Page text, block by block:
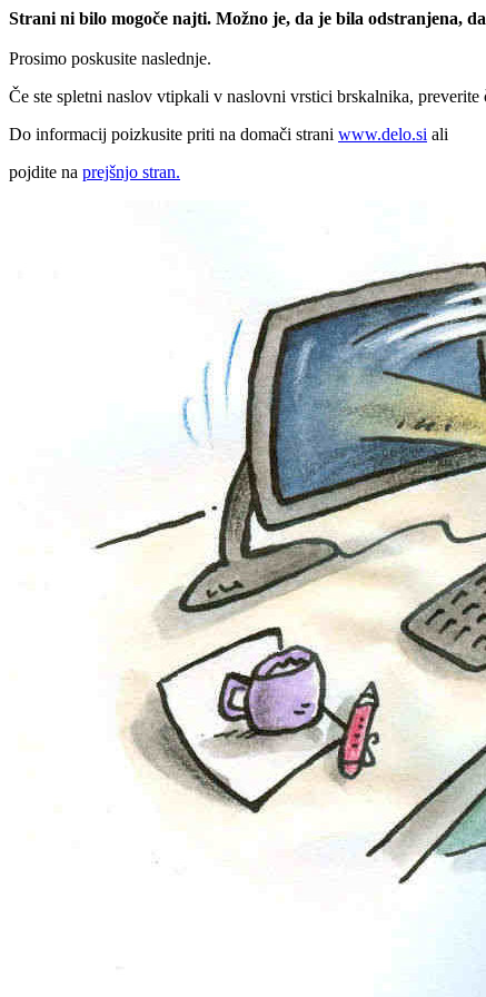
Strani ni bilo mogoče najti. Možno je, da je bila odstranjena,
Prosimo poskusite naslednje.
Če ste spletni naslov vtipkali v naslovni vrstici brskalnika, preverite
Do informacij poizkusite priti na domači strani www.delo.si ali
pojdite na prejšnjo stran.